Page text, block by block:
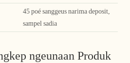
45 poé sanggeus narima deposit,
sampel sadia
ngeunaan Produk